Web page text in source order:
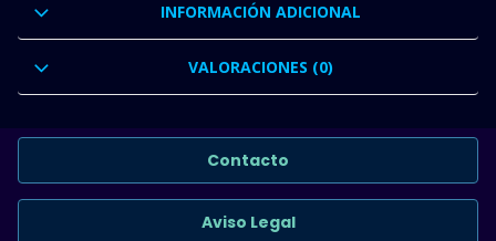
INFORMACIÓN ADICIONAL
VALORACIONES (0)
Contacto
Aviso Legal